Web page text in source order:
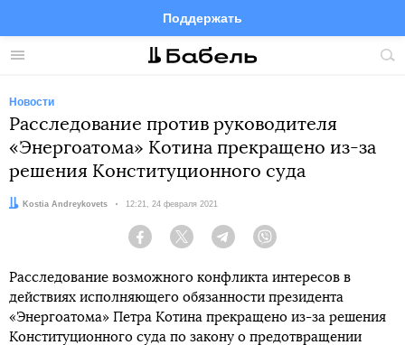
Меню
Поддержать
FacebookTelegramTwitter
Новости
Расследование против руководителя
«Энергоатома» Котина прекращено из-за
решения Конституционного суда
Автор:Kostia Andreykovets Дата:
12:21, 24 февраля 2021
Facebook Twitter Telegram
Расследование возможного конфликта интересов в
действиях исполняющего обязанности президента
«Энергоатома» Петра Котина прекращено из-за решения
Конституционного суда по закону о предотвращении